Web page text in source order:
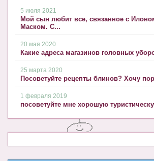
5 июля 2021
Мой сын любит все, связанное с
Маском. С...
20 мая 2020
Какие адреса магазинов головных
25 марта 2020
Посоветуйте рецепты блинов? Хочу
1 февраля 2019
посоветуйте мне хорошую